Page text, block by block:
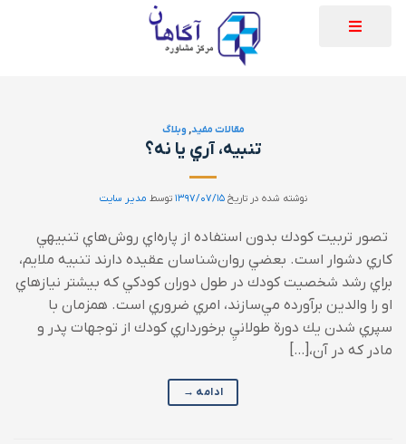
مقالات مفید, وبلاگ
تنبيه، آري يا نه؟
نوشته شده در تاریخ۱۳۹۷/۰۷/۱۵ توسط مدیر سایت
تصور تربيت كودك بدون استفاده از پاره‌اي روش‌هاي تنبيهي
كاري دشوار است. بعضي روان‌شناسان عقيده دارند تنبيه ملايم،
براي رشد شخصيت كودك در طول دوران كودكي كه بيشتر نيازهاي
او را والدين برآورده مي‌سازند، امري ضروري است. همزمان با
سپري شدن يك دورة طولانيِ برخورداري كودك از توجهات پدر و
مادر كه در آن،[…]
ادامه →